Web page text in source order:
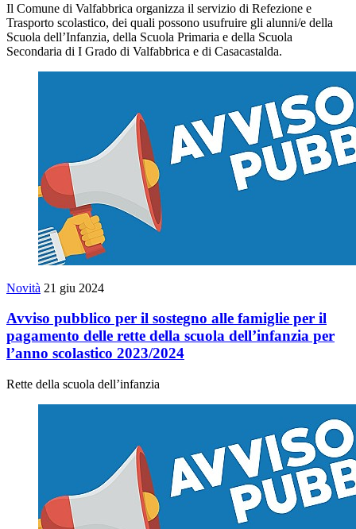
Il Comune di Valfabbrica organizza il servizio di Refezione e
Trasporto scolastico, dei quali possono usufruire gli alunni/e della
Scuola dell’Infanzia, della Scuola Primaria e della Scuola
Secondaria di I Grado di Valfabbrica e di Casacastalda.
Novità 21 giu 2024
Avviso pubblico per il sostegno alle famiglie per il
pagamento delle rette della scuola dell’infanzia per
l’anno scolastico 2023/2024
Rette della scuola dell’infanzia